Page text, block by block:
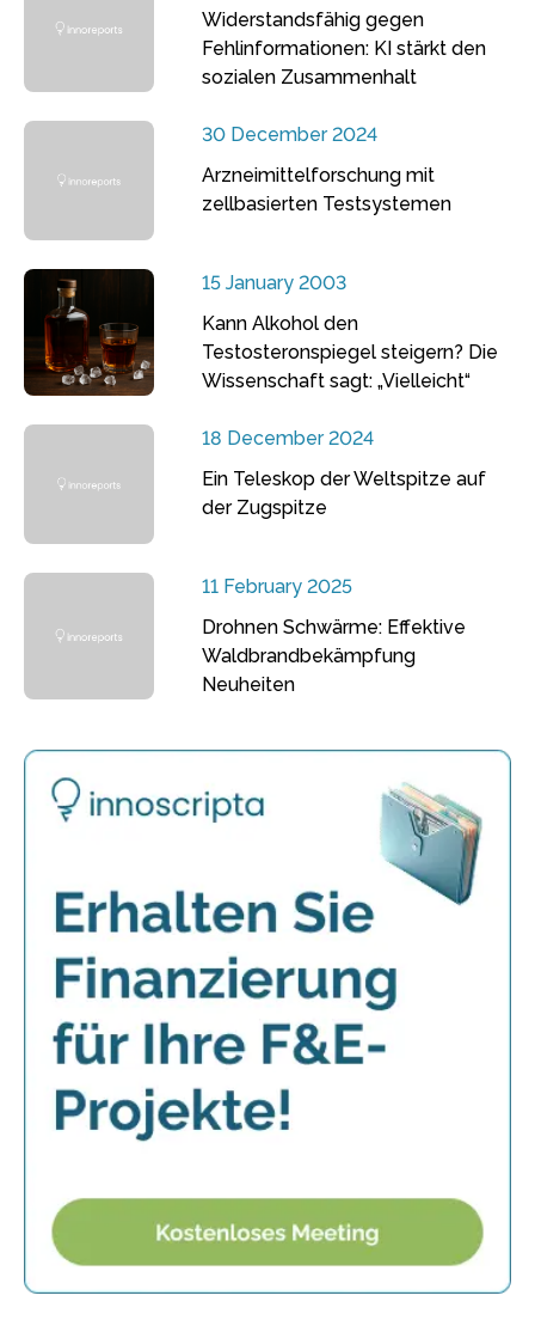
Widerstandsfähig gegen
Fehlinformationen: KI stärkt den
sozialen Zusammenhalt
30 December 2024
Arzneimittelforschung mit
zellbasierten Testsystemen
15 January 2003
Kann Alkohol den
Testosteronspiegel steigern? Die
Wissenschaft sagt: „Vielleicht“
18 December 2024
Ein Teleskop der Weltspitze auf
der Zugspitze
11 February 2025
Drohnen Schwärme: Effektive
Waldbrandbekämpfung
Neuheiten